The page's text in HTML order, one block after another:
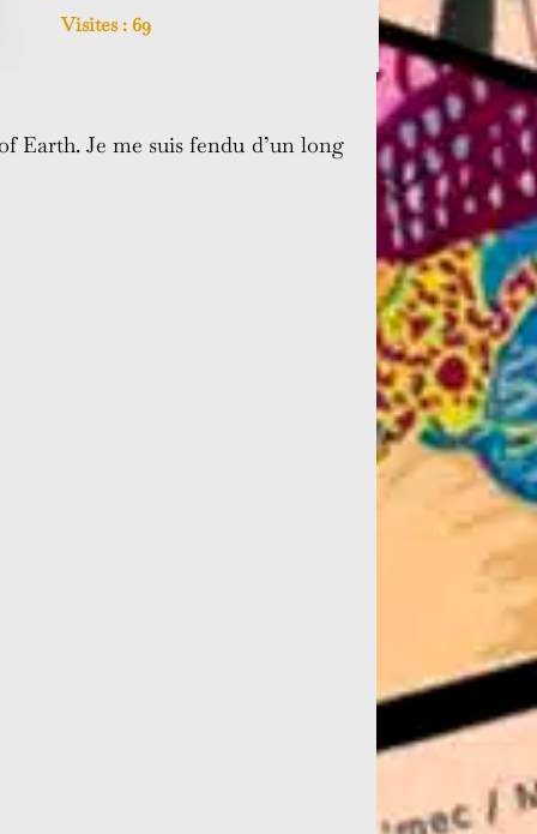
Visites :69
Earth. Je me suis fendu d’un long